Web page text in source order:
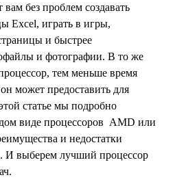
вам без проблем создавать
Excel, играть в игры,
и быстрее
и фотографии. В то же
тем меньше время
может предоставить для
статье мы подробно
виде процессоров AMD или
и недостатки
И выберем лучший процессор